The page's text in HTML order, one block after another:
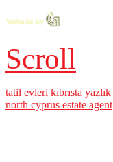
Scroll
tatil evleri kıbrısta yazlık
north cyprus estate agent